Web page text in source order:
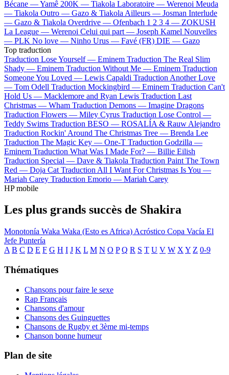
Bécane —Yamê 200K — Tiakola Laboratoire — Werenoi Meuda
— Tiakola Outro — Gazo & Tiakola Ailleurs — Josman Interlude
— Gazo & Tiakola Overdrive — Ofenbach 1 2 3 4 — ZOKUSH
La League — Werenoi Celui qui part — Joseph Kamel Nouvelles
— PLK No love — Ninho Urus — Favé (FR) DIE — Gazo
Top traduction
Traduction Lose Yourself — Eminem Traduction The Real Slim
Shady — Eminem Traduction Without Me — Eminem Traduction
Someone You Loved — Lewis Capaldi Traduction Another Love
— Tom Odell Traduction Mockingbird — Eminem Traduction Can't
Hold Us — Macklemore and Ryan Lewis Traduction Last
Christmas — Wham Traduction Demons — Imagine Dragons
Traduction Flowers — Miley Cyrus Traduction Lose Control —
Teddy Swims Traduction BESO — ROSALÍA & Rauw Alejandro
Traduction Rockin' Around The Christmas Tree — Brenda Lee
Traduction The Magic Key — One-T Traduction Godzilla —
Eminem Traduction What Was I Made For? — Billie Eilish
Traduction Special — Dave & Tiakola Traduction Paint The Town
Red — Doja Cat Traduction All I Want For Christmas Is You —
Mariah Carey Traduction Emorio — Mariah Carey
HP mobile
Les plus grands succès de Shakira
Monotonía Waka Waka (Esto es Africa) Acróstico Copa Vacía El
Jefe Puntería
A B C D E F G H I J K L M N O P Q R S T U V W X Y Z 0-9
Thématiques
Chansons pour faire le sexe
Rap Français
Chansons d'amour
Chansons des Guinguettes
Chansons de Rugby et 3ème mi-temps
Chanson bonne humeur
Plan de site